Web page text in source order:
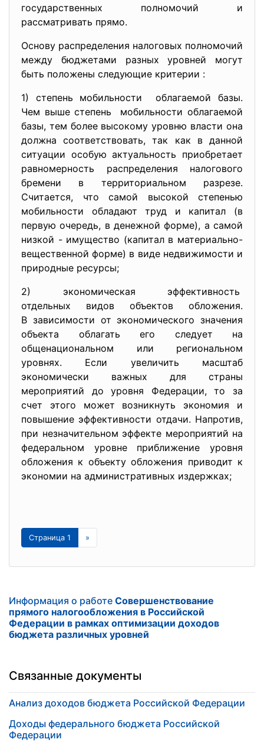
государственных полномочий и
рассматривать прямо.
Основу распределения налоговых полномочий
между бюджетами разных уровней могут
быть положены следующие критерии :
1) степень мобильности облагаемой базы.
Чем выше степень мобильности облагаемой
базы, тем более высокому уровню власти она
должна соответствовать, так как в данной
ситуации особую актуальность приобретает
равномерность распределения налогового
бремени в территориальном разрезе.
Считается, что самой высокой степенью
мобильности обладают труд и капитал (в
первую очередь, в денежной форме), а самой
низкой - имущество (капитал в материально-
вещественной форме) в виде недвижимости и
природные ресурсы;
2) экономическая эффективность
отдельных видов объектов обложения.
В зависимости от экономического значения
объекта облагать его следует на
общенациональном или региональном
уровнях. Если увеличить масштаб
экономически важных для страны
мероприятий до уровня Федерации, то за
счет этого может возникнуть экономия и
повышение эффективности отдачи. Напротив,
при незначительном эффекте мероприятий на
федеральном уровне приближение уровня
обложения к объекту обложения приводит к
экономии на административных издержках;
Страница 1 »
Информация о работе Совершенствование
прямого налогообложения в Российской
Федерации в рамках оптимизации доходов
бюджета различных уровней
Связанные документы
Анализ доходов бюджета Российской Федерации
Доходы федерального бюджета Российской
Федерации